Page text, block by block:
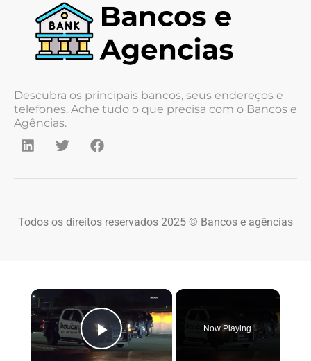
Descubra os principais bancos, seus endereços e
telefones. Ache tudo o que precisa com o Bancos e
Agências.
Todos os direitos reservados 2025 © Bancos e agências
×
Play Video
Now Playing